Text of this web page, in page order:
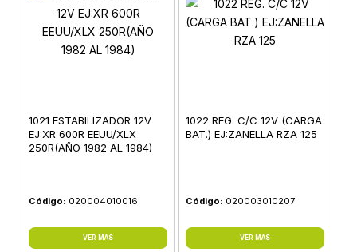
1021 ESTABILIZADOR 12V
EJ:XR 600R EEUU/XLX
250R(AÑO 1982 AL 1984)
Código: 020004010016
VER MÁS
1022 REG. C/C 12V (CARGA
BAT.) EJ:ZANELLA RZA 125
Código: 020003010207
VER MÁS